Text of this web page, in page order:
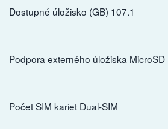
Dostupné úložisko (GB) 107.1
Podpora externého úložiska MicroSD
Počet SIM kariet Dual-SIM